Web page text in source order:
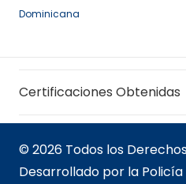
Dominicana
Certificaciones Obtenidas
© 2026 Todos los
Desarrollado por la Policía